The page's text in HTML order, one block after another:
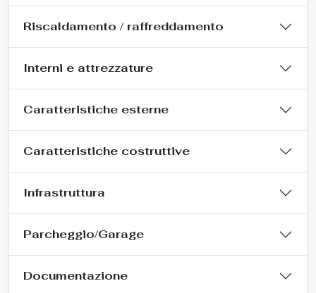
Riscaldamento / raffreddamento
Interni e attrezzature
Caratteristiche esterne
Caratteristiche costruttive
Infrastruttura
Parcheggio/Garage
Documentazione